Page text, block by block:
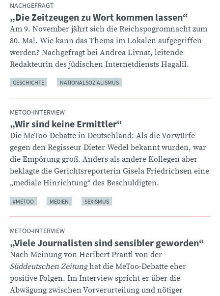
NACHGEFRAGT
:„Die Zeitzeugen zu Wort kommen lassen“
Am 9. November jährt sich die Reichspogromnacht zum
80. Mal. Wie kann das Thema im Lokalen aufgegriffen
werden? Nachgefragt bei Andrea Livnat, leitende
Redakteurin des jüdischen Internetdiensts Hagalil.
GESCHICHTE NATIONALSOZIALISMUS
METOO-INTERVIEW
:„Wir sind keine Ermittler“
Die MeToo-Debatte in Deutschland: Als die Vorwürfe
gegen den Regisseur Dieter Wedel bekannt wurden, war
die Empörung groß. Anders als andere Kollegen aber
beklagte die Gerichtsreporterin Gisela Friedrichsen eine
„mediale Hinrichtung“ des Beschuldigten.
#METOO MEDIEN SEXISMUS
METOO-INTERVIEW
:„Viele Journalisten sind sensibler geworden“
Nach Meinung von Heribert Prantl von der
Süddeutschen Zeitunghat die MeToo-Debatte eher
positive Folgen. Im Interview spricht er über die
Abwägung zwischen Vorverurteilung und nötiger